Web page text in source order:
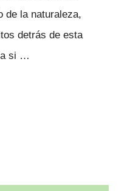
de la naturaleza,
detrás de esta
si …